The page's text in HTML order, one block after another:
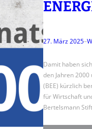
27. März 2025–
Damit haben
den Jahren
(BEE) kürzlich
für Wirtschaft
Bertelsmann